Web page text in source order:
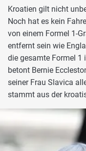
Kroatien gilt nicht
Noch hat es kein
von einem Formel 1-
entfernt sein wie
die gesamte Formel 1
betont Bernie
seiner Frau Slavica
stammt aus der